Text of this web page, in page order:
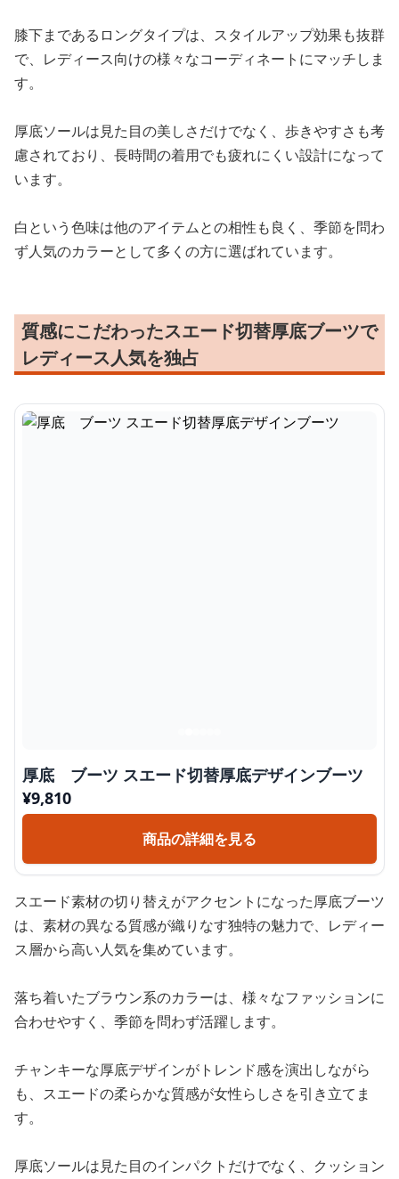
膝下まであるロングタイプは、スタイルアップ効果も抜群
で、レディース向けの様々なコーディネートにマッチしま
す。
厚底ソールは見た目の美しさだけでなく、歩きやすさも考
慮されており、長時間の着用でも疲れにくい設計になって
います。
白という色味は他のアイテムとの相性も良く、季節を問わ
ず人気のカラーとして多くの方に選ばれています。
質感にこだわったスエード切替厚底ブーツで
レディース人気を独占
厚底 ブーツ スエード切替厚底デザインブーツ
¥9,810
商品の詳細を見る
スエード素材の切り替えがアクセントになった厚底ブーツ
は、素材の異なる質感が織りなす独特の魅力で、レディー
ス層から高い人気を集めています。
落ち着いたブラウン系のカラーは、様々なファッションに
合わせやすく、季節を問わず活躍します。
チャンキーな厚底デザインがトレンド感を演出しながら
も、スエードの柔らかな質感が女性らしさを引き立てま
す。
厚底ソールは見た目のインパクトだけでなく、クッション